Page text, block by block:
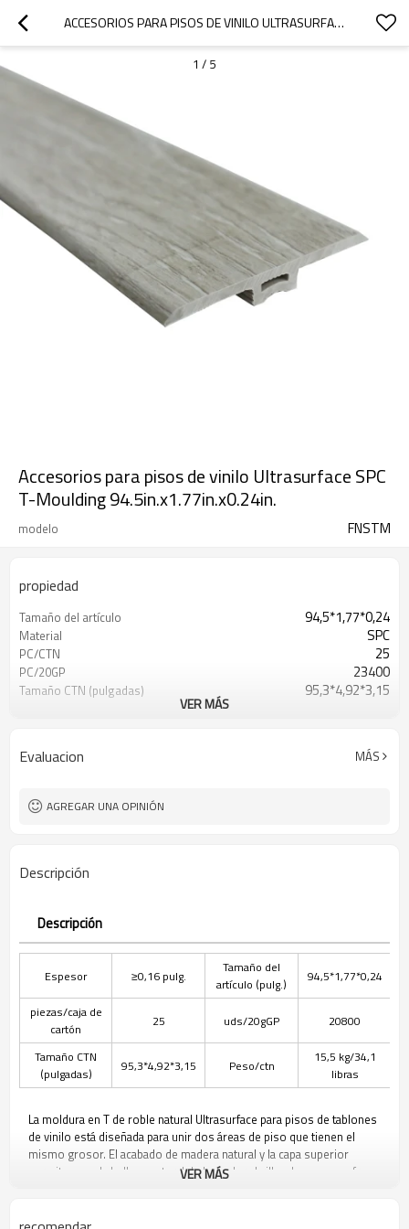
ACCESORIOS PARA PISOS DE VINILO ULTRASURFACE SPC T-MOULDING 94.5IN.X1.77IN.X0.24IN.
1 / 5
Accesorios para pisos de vinilo Ultrasurface SPC
T-Moulding 94.5in.x1.77in.x0.24in.
modelo FNSTM
propiedad
Tamaño del artículo 94,5*1,77*0,24
Material SPC
PC/CTN 25
PC/20GP 23400
Tamaño CTN (pulgadas) 95,3*4,92*3,15
VER MÁS
Evaluacion MÁS
AGREGAR UNA OPINIÓN
Descripción
Descripción
Espesor ≥0,16 pulg.
Tamaño del
artículo (pulg.)
94,5*1,77*0,24
piezas/caja de
cartón
25 uds/20gGP 20800
Tamaño CTN
(pulgadas)
95,3*4,92*3,15 Peso/ctn
15,5 kg/34,1
libras
La moldura en T de roble natural Ultrasurface para pisos de tablones
de vinilo está diseñada para unir dos áreas de piso que tienen el
mismo grosor. El acabado de madera natural y la capa superior
permiten que la belleza natural de la madera brille a la vez que ofrece
VER MÁS